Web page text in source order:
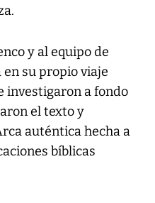
y al equipo de
su propio viaje
investigaron a fondo
el texto y
auténtica hecha a
bíblicas